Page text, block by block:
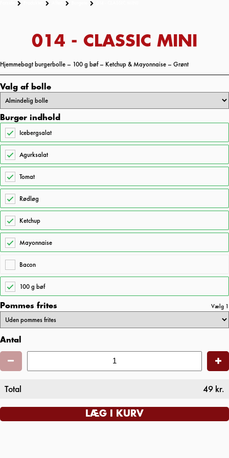
014 - CLASSIC MINI
Hjemmebagt burgerbolle – 100 g bøf – Ketchup & Mayonnaise – Grønt
Valg af bolle
Burger indhold
Icebergsalat
Agurksalat
Tomat
Rødløg
Ketchup
Mayonnaise
Bacon
100 g bøf
Pommes frites Vælg 1
Antal
Total 49 kr.
LÆG I KURV